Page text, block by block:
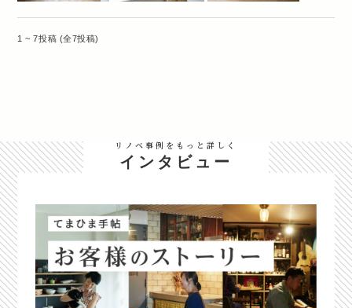
1 ~ 7投稿 (全7投稿)
リノベ事例をもっと詳しく
インタビュー